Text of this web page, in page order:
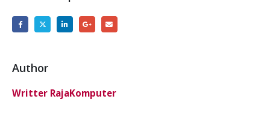
Author
Writter RajaKomputer